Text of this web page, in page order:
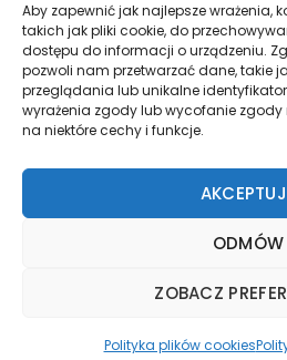
Aby zapewnić jak najlepsze wrażenia,
takich jak pliki cookie, do
dostępu do informacji o urządzeniu.
pozwoli nam przetwarzać dane, takie
przeglądania lub unikalne
wyrażenia zgody lub wycofanie zgody
na niektóre cechy i funkcje.
ODMÓW
ZOBACZ
Polityka plików cookies
AKCESORIA OLEJE SMARY
KASKI I GOGLE NARZĘDZIA
Regulamin
Kontakt
wszystkich popularnych marek.
akcesoriów niezbędnych każdemu